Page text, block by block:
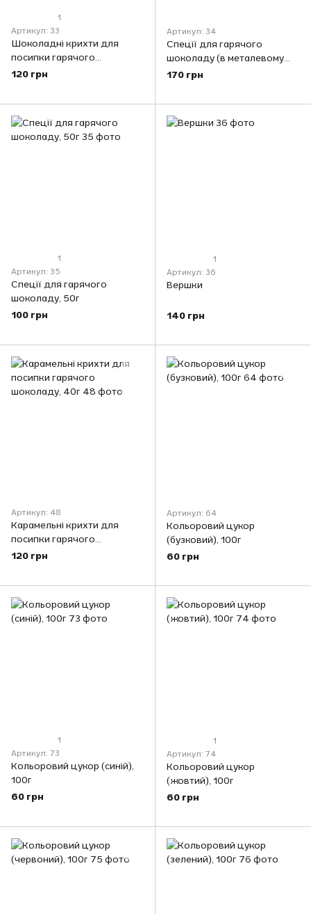
1
Артикул: 33
Шоколадні крихти для
посипки гарячого
шоколаду, 40г
120 грн
Артикул: 34
Спеції для гарячого
шоколаду (в металевому
ситі-шейкері), 50г
170 грн
1
Артикул: 35
Спеції для гарячого
шоколаду, 50г
100 грн
1
Артикул: 36
Вершки
140 грн
Артикул: 48
Карамельні крихти для
посипки гарячого
шоколаду, 40г
120 грн
Артикул: 64
Кольоровий цукор
(бузковий), 100г
60 грн
1
Артикул: 73
Кольоровий цукор (синій),
100г
60 грн
1
Артикул: 74
Кольоровий цукор
(жовтий), 100г
60 грн